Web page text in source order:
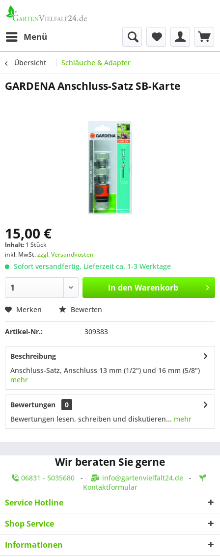
Menü
Übersicht Schläuche & Adapter
GARDENA Anschluss-Satz SB-Karte
15,00 €
Inhalt: 1 Stück
inkl. MwSt.zzgl. Versandkosten
Sofort versandfertig, Lieferzeit ca. 1-3 Werktage
In den Warenkorb
Merken Bewerten
Artikel-Nr.: 309383
Beschreibung
Anschluss-Satz, Anschluss 13 mm (1/2") und 16 mm (5/8")
mehr
Bewertungen
0
Bewertungen lesen, schreiben und diskutieren... mehr
Wir beraten Sie gerne
06831 - 5035680- info@gartenvielfalt24.de-
Kontaktformular
Service Hotline
Shop Service
Informationen